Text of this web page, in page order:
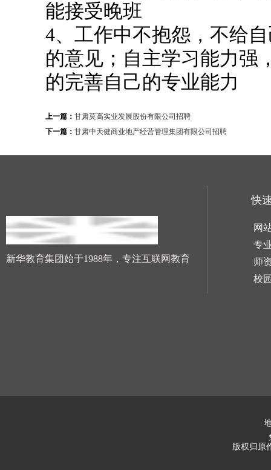
能接受晚班
4、工作中不抱怨，不给
的意见；自主学习能力强
的完善自己的专业能力
上一篇： 甘肃莫高实业发展股份有限公司招聘
下一篇： 甘肃中天健商业地产经营管理集团有限公司招聘
新华教育集团始于1988年，专注互联网教育
快
网
专
师
校
版权归原